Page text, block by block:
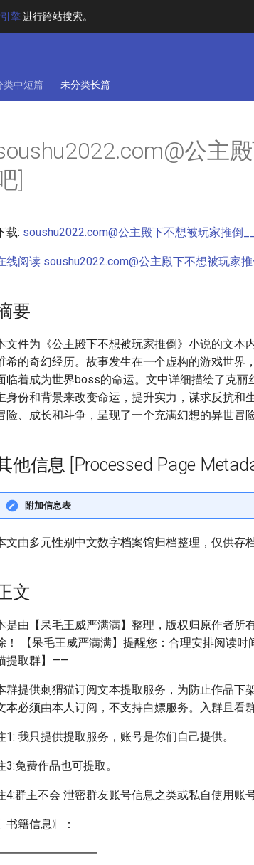
擎进行跨站搜索。
类中短篇 未分类长篇
公主
]
载: soushu2022.com@公主殿下不想被玩家推倒
线阅读 soushu2022.com@公主殿下不想被玩家
要
文件为《公主殿下不想被玩家推倒》小说的文本
希的奇幻经历。故事发生在一个虚构的游戏世界
临着成为世界boss的命运。文中详细描绘了克
身份和背景来改变命运，提升实力，谋求反抗和
险、成长和斗争，呈现了一个充满幻想的异世冒险
他信息 [Processed Page
附加信息表
文由多元性别中文数字档案馆归档整理，仅供存
文
是由【呆毛王威严满满】整理，版权归原作者所
！ 【呆毛王威严满满】提醒您：合理安排阅读
提取群】——
群提供刺猬猫订阅文本提取服务，为防止作品下
本必须由本人订阅，不支持白嫖服务。入群且看
1: 我只提供提取服务，账号是你们自己提供。
3:免费作品也可提取。
4:群主不会 泄密群友账号信息之类或私自使用账
书籍信息〗：